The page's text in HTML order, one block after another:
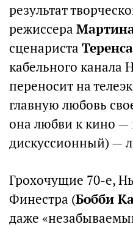
результат
режиссера
сценариста
кабельного канала
переносит на
главную любовь
она любви к кино —
дискуссионный) —
Грохочущие 70-е,
Финестра (Бобби
даже